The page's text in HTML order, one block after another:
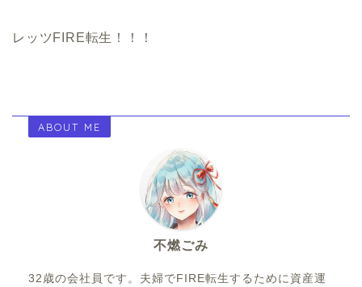
レッツFIRE転生！！！
ABOUT ME
不燃ごみ
32歳の会社員です。夫婦でFIRE転生するために資産運